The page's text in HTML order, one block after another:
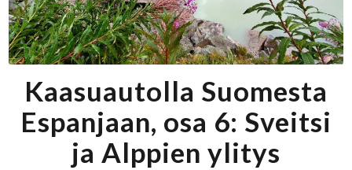
Kaasuautolla Suomesta
Espanjaan, osa 6: Sveitsi
ja Alppien ylitys